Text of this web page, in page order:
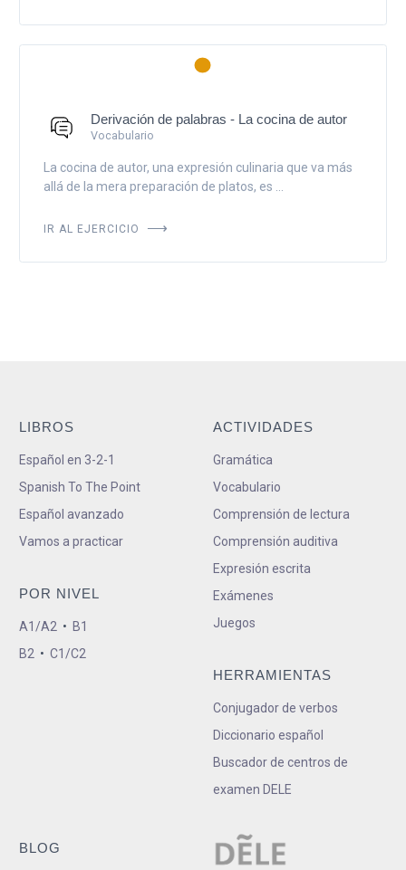
Derivación de palabras - La cocina de autor
Vocabulario
La cocina de autor, una expresión culinaria que va más
allá de la mera preparación de platos, es ...
IR AL EJERCICIO
LIBROS
Español en 3-2-1
Spanish To The Point
Español avanzado
Vamos a practicar
POR NIVEL
A1/A2 • B1
B2 • C1/C2
ACTIVIDADES
Gramática
Vocabulario
Comprensión de lectura
Comprensión auditiva
Expresión escrita
Exámenes
Juegos
HERRAMIENTAS
Conjugador de verbos
Diccionario español
Buscador de centros de
examen DELE
BLOG